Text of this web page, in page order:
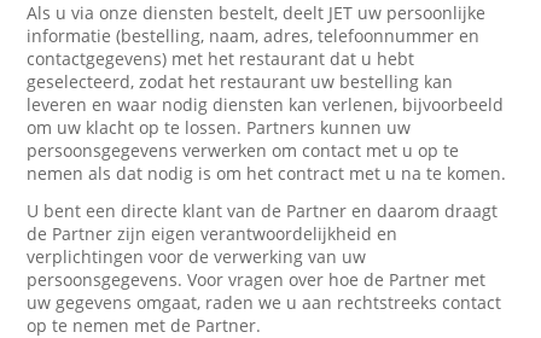
Als u via onze diensten bestelt, deelt JET uw persoonlijke
informatie (bestelling, naam, adres, telefoonnummer en
contactgegevens) met het restaurant dat u hebt
geselecteerd, zodat het restaurant uw bestelling kan
leveren en waar nodig diensten kan verlenen, bijvoorbeeld
om uw klacht op te lossen. Partners kunnen uw
persoonsgegevens verwerken om contact met u op te
nemen als dat nodig is om het contract met u na te komen.
U bent een directe klant van de Partner en daarom draagt
de Partner zijn eigen verantwoordelijkheid en
verplichtingen voor de verwerking van uw
persoonsgegevens. Voor vragen over hoe de Partner met
uw gegevens omgaat, raden we u aan rechtstreeks contact
op te nemen met de Partner.